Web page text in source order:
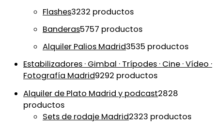
Flashes3232 productos
Banderas5757 productos
Alquiler Palios Madrid3535 productos
Estabilizadores · Gimbal · Trípodes · Cine · Vídeo ·
Fotografía Madrid9292 productos
Alquiler de Plato Madrid y podcast2828
productos
Sets de rodaje Madrid2323 productos